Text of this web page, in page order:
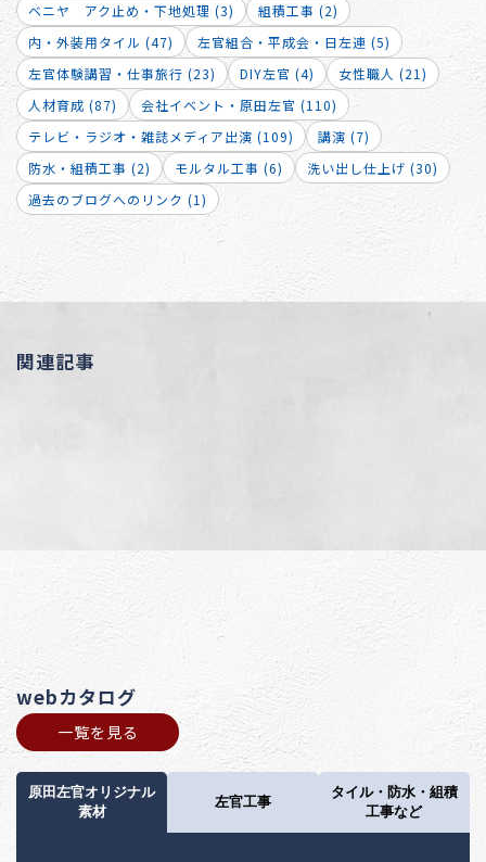
ベニヤ アク止め・下地処理 (3)
組積工事 (2)
内・外装用タイル (47)
左官組合・平成会・日左連 (5)
左官体験講習・仕事旅行 (23)
DIY左官 (4)
女性職人 (21)
人材育成 (87)
会社イベント・原田左官 (110)
テレビ・ラジオ・雑誌メディア出演 (109)
講演 (7)
防水・組積工事 (2)
モルタル工事 (6)
洗い出し仕上げ (30)
過去のブログへのリンク (1)
関連記事
webカタログ
一覧を見る
原田左官オリジナル
素材
左官工事
タイル・防水・組積
工事など